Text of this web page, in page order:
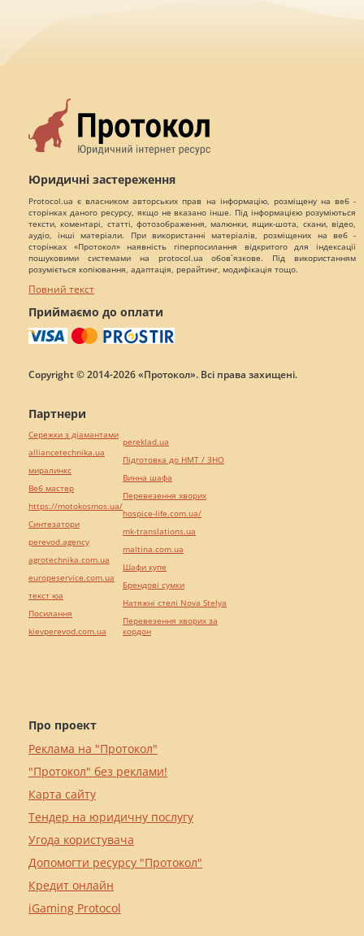
Юридичні застереження
Protocol.ua є власником авторських прав на інформацію, розміщену на веб -
сторінках даного ресурсу, якщо не вказано інше. Під інформацією розуміються
тексти, коментарі, статті, фотозображення, малюнки, ящик-шота, скани, відео,
аудіо, інші матеріали. При використанні матеріалів, розміщених на веб -
сторінках «Протокол» наявність гіперпосилання відкритого для індексації
пошуковими системами на protocol.ua обов`язкове. Під використанням
розуміється копіювання, адаптація, рерайтинг, модифікація тощо.
Повний текст
Приймаємо до оплати
Copyright © 2014-2026 «Протокол». Всі права захищені.
Про проект
Реклама на "Протокол"
"Протокол" без реклами!
Карта сайту
Тендер на юридичну послугу
Угода користувача
Допомогти ресурсу "Протокол"
Кредит онлайн
iGaming Protocol
Партнери
Сережки з діамантами
alliancetechnika.ua
миралинкс
Веб мастер
https://motokosmos.ua/
Синтезатори
perevod.agency
agrotechnika.com.ua
europeservice.com.ua
текст юа
Посилання
kievperevod.com.ua
pereklad.ua
Підготовка до НМТ / ЗНО
Винна шафа
Перевезення хворих
hospice-life.com.ua/
mk-translations.ua
maltina.com.ua
Шафи купе
Брендові сумки
Натяжні стелі Nova Stelya
Перевезення хворих за
кордон